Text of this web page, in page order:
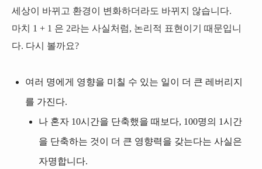
세상이 바뀌고 환경이 변화하더라도 바뀌지 않습니다.
마치 1 + 1 은 2라는 사실처럼, 논리적 표현이기 때문입니
다. 다시 볼까요?
여러 명에게 영향을 미칠 수 있는 일이 더 큰 레버리지
를 가진다.
나 혼자 10시간을 단축했을 때보다, 100명의 1시간
을 단축하는 것이 더 큰 영향력을 갖는다는 사실은
자명합니다.